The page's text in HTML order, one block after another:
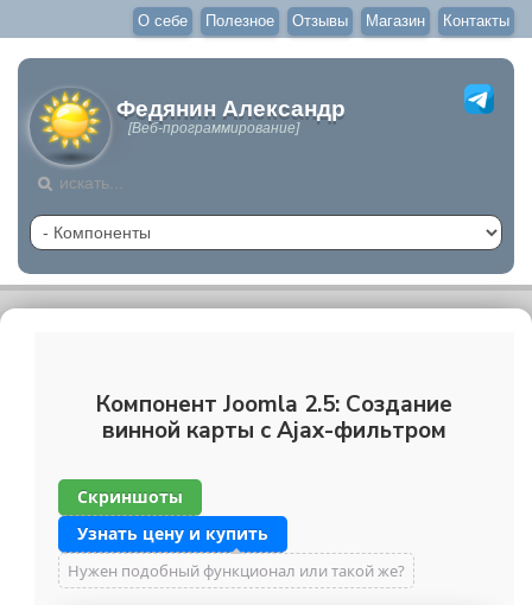
О себе Полезное Отзывы Магазин Контакты
Федянин Александр
[Веб-программирование]
Компонент Joomla 2.5: Создание
винной карты с Ajax-фильтром
Скриншоты
Узнать цену и купить
Нужен подобный функционал или такой же?